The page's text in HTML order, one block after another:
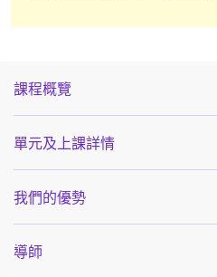
課程概覽
單元及上課詳情
我們的優勢
導師